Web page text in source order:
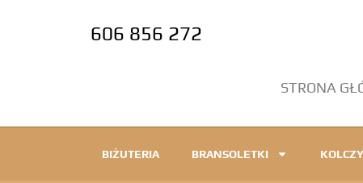
606 856 272
STRONA
BIŻUTERIA BRANSOLETKI